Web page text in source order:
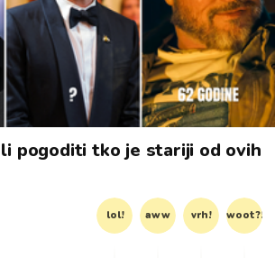
pogoditi tko je stariji od ovih
lol! aww vrh! woot?!